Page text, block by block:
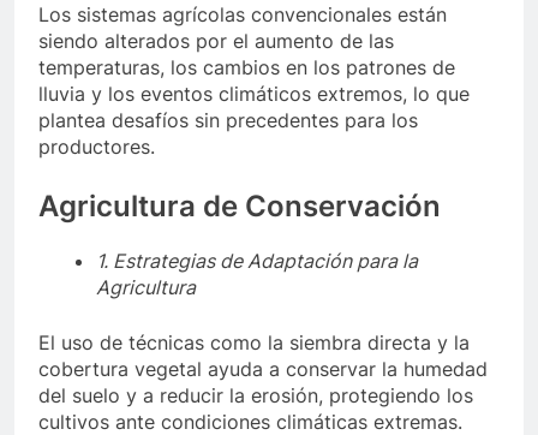
Los sistemas agrícolas convencionales están
siendo alterados por el aumento de las
temperaturas, los cambios en los patrones de
lluvia y los eventos climáticos extremos, lo que
plantea desafíos sin precedentes para los
productores.
Agricultura de Conservación
1. Estrategias de Adaptación para la
Agricultura
El uso de técnicas como la siembra directa y la
cobertura vegetal ayuda a conservar la humedad
del suelo y a reducir la erosión, protegiendo los
cultivos ante condiciones climáticas extremas.